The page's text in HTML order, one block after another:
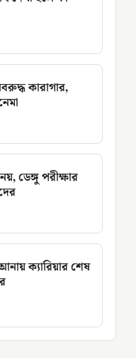
কারাগার,
ডেঙ্গু পরীক্ষার
ক্যারিয়ার শেষ